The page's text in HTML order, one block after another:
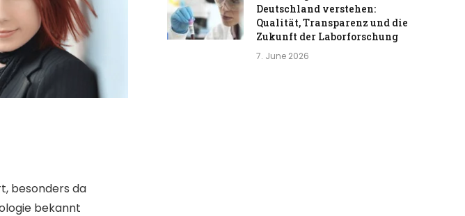
besonders da
bekannt
Deutschland verstehen:
Qualität, Transparenz und die
Zukunft der Laborforschung
7. June 2026